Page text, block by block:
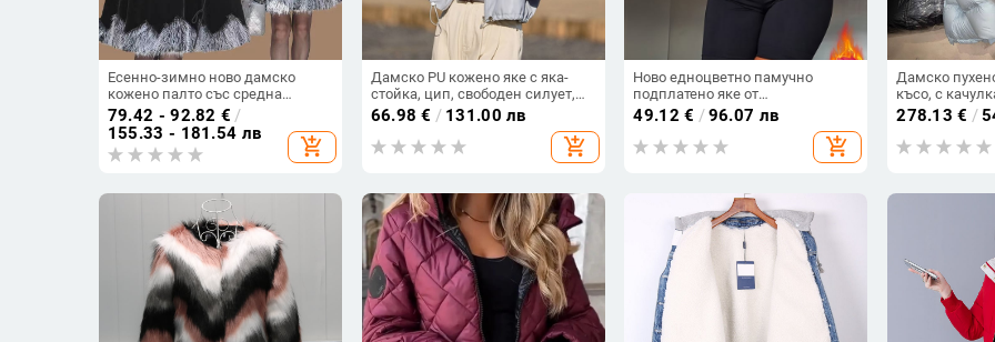
Есенно-зимно ново дамско
кожено палто със средна
дължина в корейски стил,
изкуствена лисича кожа и яка от
норка, удебелено палто, дамски
тоалет
79.42 - 92.82 € /
155.33 - 181.54 лв
add_shopping_cart
Дамско PU кожено яке с яка-
стойка, цип, свободен силует,
дълги ръкави, пролет 2025
66.98 € / 131.00 лв
add_shopping_cart
Ново едноцветно памучно
подплатено яке от
трансграничен дизайн за 2024 г.
49.12 € /96.07 лв
add_shopping_cart
Дамско
късо, с
пълнеж бял
г, 86–90%
подплатено
278.13 € /